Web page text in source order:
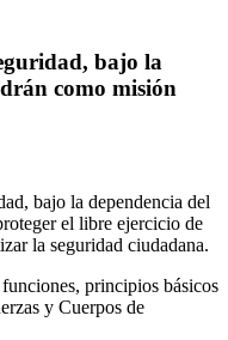
bajo la
como misión
bajo la dependencia del
el libre ejercicio de
la seguridad ciudadana.
principios básicos
y Cuerpos de